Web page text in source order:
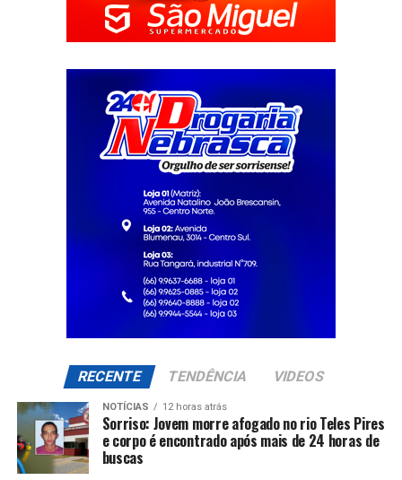
RECENTE TENDÊNCIA VIDEOS
NOTÍCIAS 12 horas atrás
Sorriso: Jovem morre afogado no rio Teles Pires
e corpo é encontrado após mais de 24 horas de
buscas